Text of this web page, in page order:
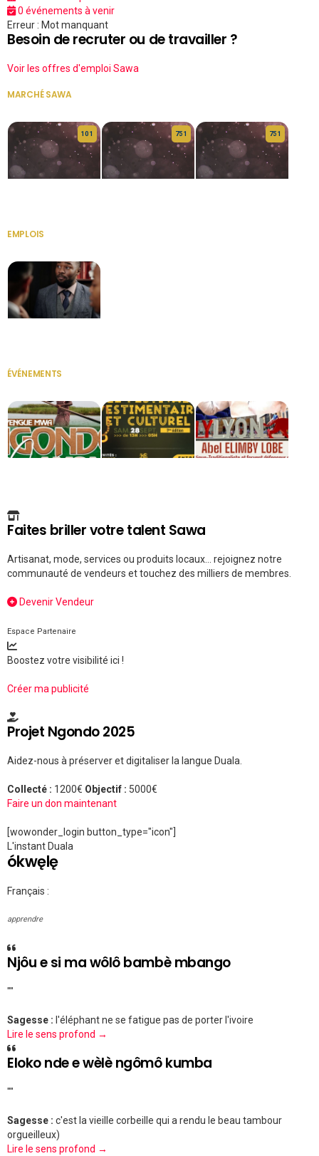
0 événements à venir
Erreur : Mot manquant
Besoin de recruter ou de travailler ?
Voir les offres d'emploi Sawa
MARCHÉ SAWA
10 1 75 1 75 1
EMPLOIS
ÉVÉNEMENTS
Faites briller votre talent Sawa
Artisanat, mode, services ou produits locaux... rejoignez notre
communauté de vendeurs et touchez des milliers de membres.
Devenir Vendeur
Espace Partenaire
Boostez votre visibilité ici !
Créer ma publicité
Projet Ngondo 2025
Aidez-nous à préserver et digitaliser la langue Duala.
Collecté : 1200€ Objectif : 5000€
Faire un don maintenant
[wowonder_login button_type="icon"]
L'instant Duala
ókwęlę
Français :
apprendre
Njôu e si ma wôlô bambè mbango
""
Sagesse : l'éléphant ne se fatigue pas de porter l'ivoire
Lire le sens profond →
Eloko nde e wèlè ngômô kumba
""
Sagesse : c'est la vieille corbeille qui a rendu le beau tambour
orgueilleux)
Lire le sens profond →